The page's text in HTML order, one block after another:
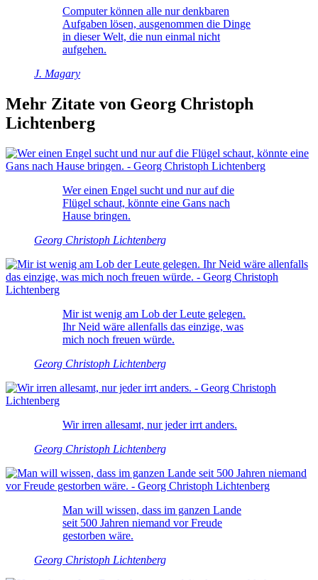
Computer können alle nur denkbaren
Aufgaben lösen, ausgenommen die Dinge
in dieser Welt, die nun einmal nicht
aufgehen.
J. Magary
Mehr Zitate von Georg Christoph
Lichtenberg
Wer einen Engel sucht und nur auf die
Flügel schaut, könnte eine Gans nach
Hause bringen.
Georg Christoph Lichtenberg
Mir ist wenig am Lob der Leute gelegen.
Ihr Neid wäre allenfalls das einzige, was
mich noch freuen würde.
Georg Christoph Lichtenberg
Wir irren allesamt, nur jeder irrt anders.
Georg Christoph Lichtenberg
Man will wissen, dass im ganzen Lande
seit 500 Jahren niemand vor Freude
gestorben wäre.
Georg Christoph Lichtenberg